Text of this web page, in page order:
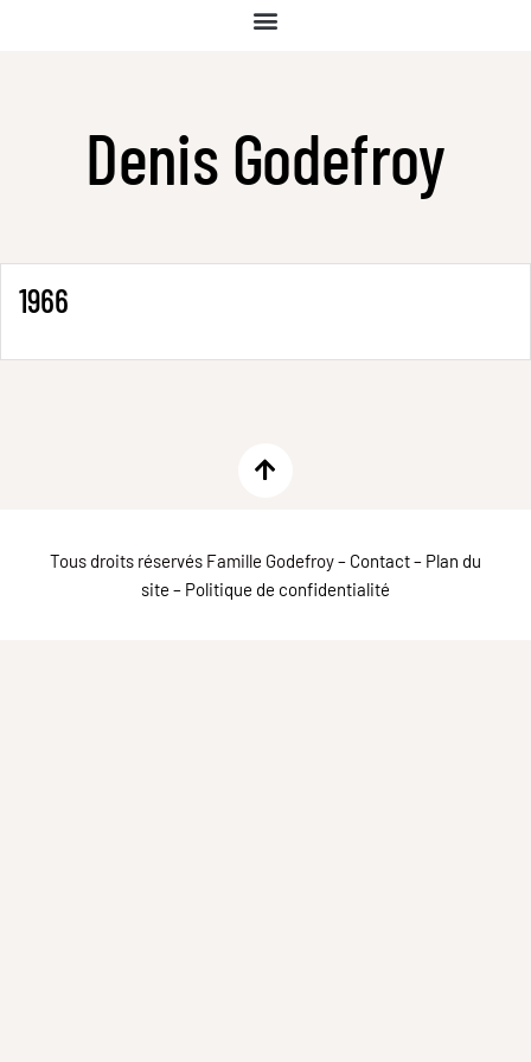
Denis Godefroy
1966
Tous droits réservés Famille Godefroy – Contact– Plan du
site – Politique de confidentialité